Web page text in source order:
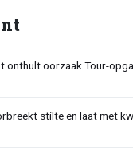
onthult oorzaak Tour-
stilte en laat met